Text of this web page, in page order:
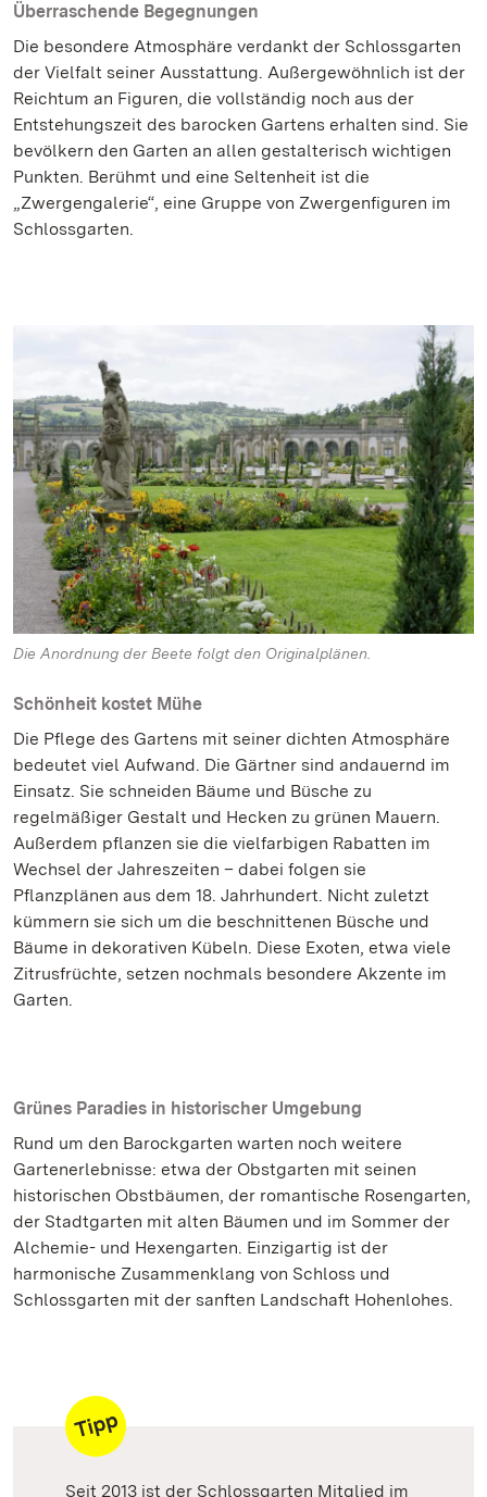
Überraschende Begegnungen
Die besondere Atmosphäre verdankt der Schlossgarten
der Vielfalt seiner Ausstattung. Außergewöhnlich ist der
Reichtum an Figuren, die vollständig noch aus der
Entstehungszeit des barocken Gartens erhalten sind. Sie
bevölkern den Garten an allen gestalterisch wichtigen
Punkten. Berühmt und eine Seltenheit ist die
„Zwergengalerie“, eine Gruppe von Zwergenfiguren im
Schlossgarten.
Die Anordnung der Beete folgt den Originalplänen.
Schönheit kostet Mühe
Die Pflege des Gartens mit seiner dichten Atmosphäre
bedeutet viel Aufwand. Die Gärtner sind andauernd im
Einsatz. Sie schneiden Bäume und Büsche zu
regelmäßiger Gestalt und Hecken zu grünen Mauern.
Außerdem pflanzen sie die vielfarbigen Rabatten im
Wechsel der Jahreszeiten – dabei folgen sie
Pflanzplänen aus dem 18. Jahrhundert. Nicht zuletzt
kümmern sie sich um die beschnittenen Büsche und
Bäume in dekorativen Kübeln. Diese Exoten, etwa viele
Zitrusfrüchte, setzen nochmals besondere Akzente im
Garten.
Grünes Paradies in historischer Umgebung
Rund um den Barockgarten warten noch weitere
Gartenerlebnisse: etwa der Obstgarten mit seinen
historischen Obstbäumen, der romantische Rosengarten,
der Stadtgarten mit alten Bäumen und im Sommer der
Alchemie- und Hexengarten. Einzigartig ist der
harmonische Zusammenklang von Schloss und
Schlossgarten mit der sanften Landschaft Hohenlohes.
Seit 2013 ist der Schlossgarten Mitglied im